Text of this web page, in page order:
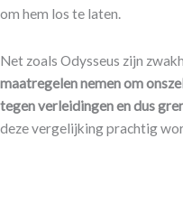
om hem los te laten.
Net zoals Odysseus zijn
maatregelen nemen om
tegen verleidingen en dus
deze vergelijking prachtig